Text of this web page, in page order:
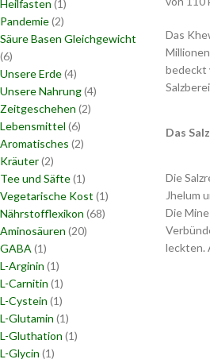
Heilfasten (1)
Pandemie(2)
Säure Basen Gleichgewicht
(6)
Unsere Erde(4)
Unsere Nahrung(4)
Zeitgeschehen (2)
Lebensmittel (6)
Aromatisches (2)
Kräuter(2)
Tee und Säfte(1)
Vegetarische Kost (1)
Nährstofflexikon (68)
Aminosäuren (20)
GABA (1)
L-Arginin (1)
L-Carnitin (1)
L-Cystein (1)
L-Glutamin (1)
L-Gluthation (1)
L-Glycin (1)
Das
bedeckt
Das
Die
Jhelum
Die
leckten​​.